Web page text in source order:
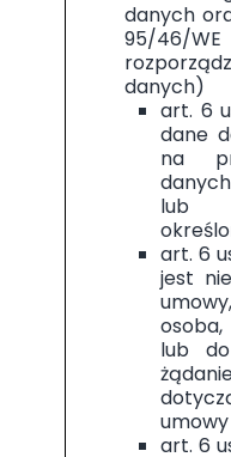
danych
95/
danych)
art. 6
dane
na
lub
art. 6
jest
lub
umowy
art. 6